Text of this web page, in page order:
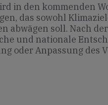
in den kommenden
das sowohl
abwägen soll. Nach
und nationale
oder Anpassung des